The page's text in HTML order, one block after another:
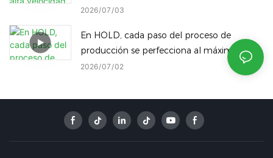
¡incluso los mejores paneles son un
2026 07 03
En HOLD, cada paso del proceso de
producción se perfecciona al máximo,
consolidando nuestra posición como un
2026 07 02